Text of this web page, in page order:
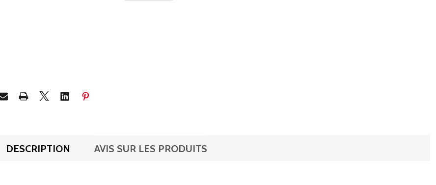
DESCRIPTION AVIS SUR LES PRODUITS